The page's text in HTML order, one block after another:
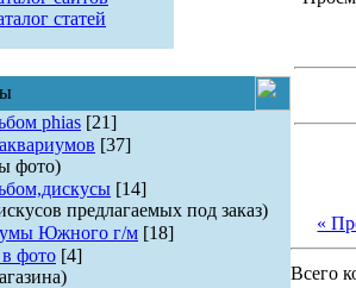
статей
phias [21]
[37]
фото)
[14]
предлагаемых под заказ)
Южного г/м [18]
фото [4]
«
Всего